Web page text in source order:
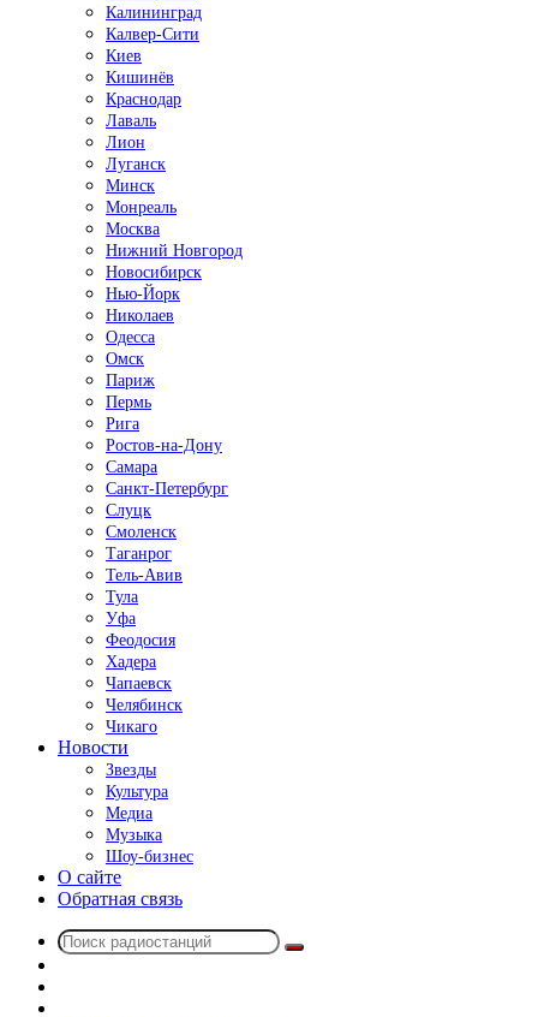
Калининград
Калвер-Сити
Киев
Кишинёв
Краснодар
Лаваль
Лион
Луганск
Минск
Монреаль
Москва
Нижний Новгород
Новосибирск
Нью-Йорк
Николаев
Одесса
Омск
Париж
Пермь
Рига
Ростов-на-Дону
Самара
Санкт-Петербург
Слуцк
Смоленск
Таганрог
Тель-Авив
Тула
Уфа
Феодосия
Хадера
Чапаевск
Челябинск
Чикаго
Новости
Звезды
Культура
Медиа
Музыка
Шоу-бизнес
О сайте
Обратная связь
Поиск